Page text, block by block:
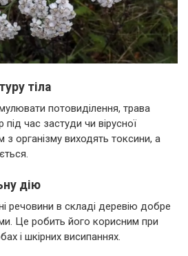
тіла
потовиділення, трава
час застуди чи вірусної
з організму виходять токсини, а
дію
речовини в складі деревію добре
Це робить його корисним при
і шкірних висипаннях.